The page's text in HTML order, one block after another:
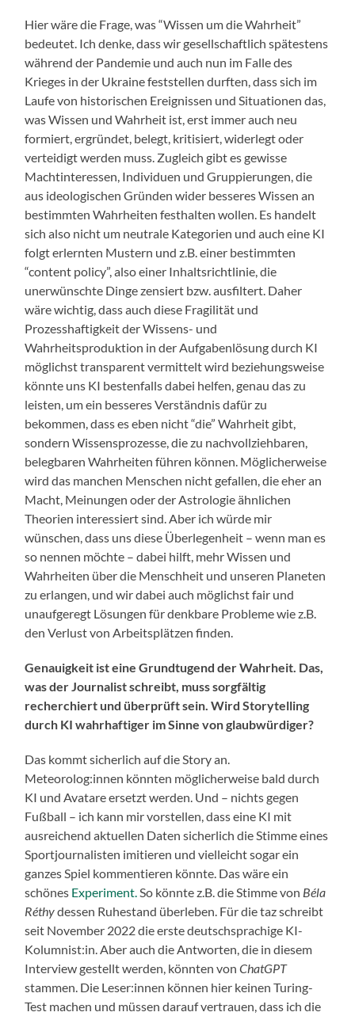
Hier wäre die Frage, was “Wissen um die Wahrheit”
bedeutet. Ich denke, dass wir gesellschaftlich spätestens
während der Pandemie und auch nun im Falle des
Krieges in der Ukraine feststellen durften, dass sich im
Laufe von historischen Ereignissen und Situationen das,
was Wissen und Wahrheit ist, erst immer auch neu
formiert, ergründet, belegt, kritisiert, widerlegt oder
verteidigt werden muss. Zugleich gibt es gewisse
Machtinteressen, Individuen und Gruppierungen, die
aus ideologischen Gründen wider besseres Wissen an
bestimmten Wahrheiten festhalten wollen. Es handelt
sich also nicht um neutrale Kategorien und auch eine KI
folgt erlernten Mustern und z.B. einer bestimmten
“content policy”, also einer Inhaltsrichtlinie, die
unerwünschte Dinge zensiert bzw. ausfiltert. Daher
wäre wichtig, dass auch diese Fragilität und
Prozesshaftigkeit der Wissens- und
Wahrheitsproduktion in der Aufgabenlösung durch KI
möglichst transparent vermittelt wird beziehungsweise
könnte uns KI bestenfalls dabei helfen, genau das zu
leisten, um ein besseres Verständnis dafür zu
bekommen, dass es eben nicht “die” Wahrheit gibt,
sondern Wissensprozesse, die zu nachvollziehbaren,
belegbaren Wahrheiten führen können. Möglicherweise
wird das manchen Menschen nicht gefallen, die eher an
Macht, Meinungen oder der Astrologie ähnlichen
Theorien interessiert sind. Aber ich würde mir
wünschen, dass uns diese Überlegenheit – wenn man es
so nennen möchte – dabei hilft, mehr Wissen und
Wahrheiten über die Menschheit und unseren Planeten
zu erlangen, und wir dabei auch möglichst fair und
unaufgeregt Lösungen für denkbare Probleme wie z.B.
den Verlust von Arbeitsplätzen finden.
Genauigkeit ist eine Grundtugend der Wahrheit. Das,
was der Journalist schreibt, muss sorgfältig
recherchiert und überprüft sein. Wird Storytelling
durch KI wahrhaftiger im Sinne von glaubwürdiger?
Das kommt sicherlich auf die Story an.
Meteorolog:innen könnten möglicherweise bald durch
KI und Avatare ersetzt werden. Und – nichts gegen
Fußball – ich kann mir vorstellen, dass eine KI mit
ausreichend aktuellen Daten sicherlich die Stimme eines
Sportjournalisten imitieren und vielleicht sogar ein
ganzes Spiel kommentieren könnte. Das wäre ein
schönes Experiment.So könnte z.B. die Stimme von Béla
Réthydessen Ruhestand überleben. Für die taz schreibt
seit November 2022 die erste deutschsprachige KI-
Kolumnist:in. Aber auch die Antworten, die in diesem
Interview gestellt werden, könnten vonChatGPT
stammen. Die Leser:innen können hier keinen Turing-
Test machen und müssen darauf vertrauen, dass ich die